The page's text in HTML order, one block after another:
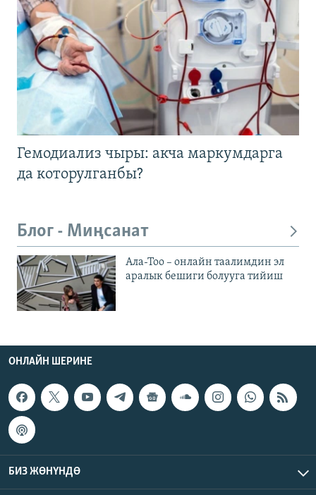
Гемодиализ чыры: акча маркумдарга
да которулганбы?
Блог - Миңсанат
Ала-Тоо – онлайн таалимдин эл
аралык бешиги болууга тийиш
ОНЛАЙН ШЕРИНЕ
БИЗ ЖӨНҮНДӨ